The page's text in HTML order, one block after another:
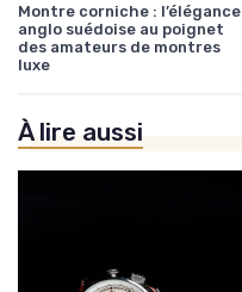
Montre corniche : l’élégance
anglo suédoise au poignet
des amateurs de montres
luxe
À lire aussi